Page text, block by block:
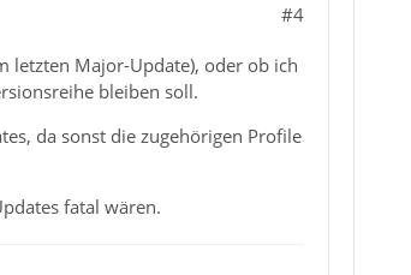
#4
letzten Major-Update), oder ob ich
bleiben soll.
da sonst die zugehörigen Profile
fatal wären.